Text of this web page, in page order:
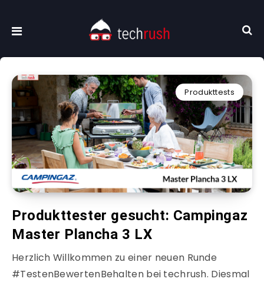
Produkttests
Produkttester gesucht: Campingaz
Master Plancha 3 LX
Herzlich Willkommen zu einer neuen Runde
#TestenBewertenBehalten bei techrush. Diesmal